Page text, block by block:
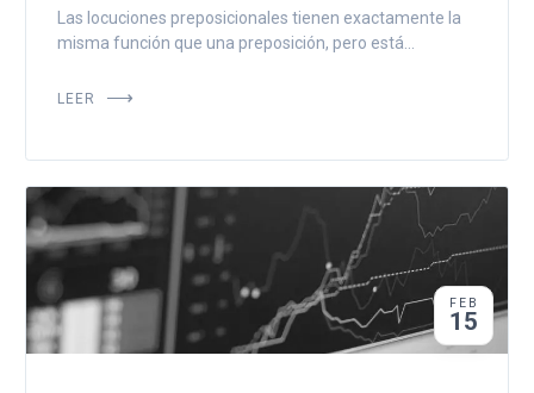
Las locuciones preposicionales tienen exactamente la
misma función que una preposición, pero está...
LEER
FEB
15